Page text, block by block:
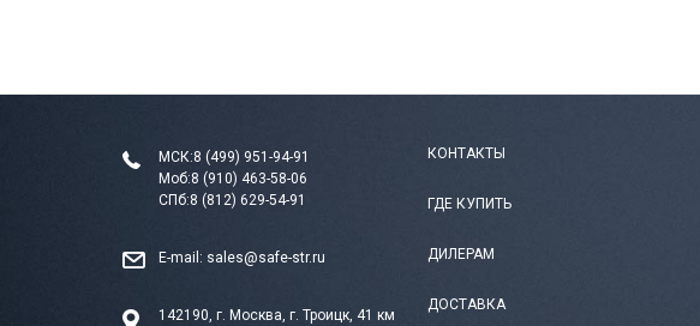
МСК:8 (499) 951-94-91
Моб:8 (910) 463-58-06
СПб:8 (812) 629-54-91
E-mail: sales@safe-str.ru
142190, г. Москва, г. Троицк, 41 км
КОНТАКТЫ
ГДЕ КУПИТЬ
ДИЛЕРАМ
ДОСТАВКА